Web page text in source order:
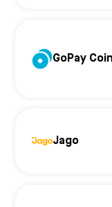
GoPay
Jago